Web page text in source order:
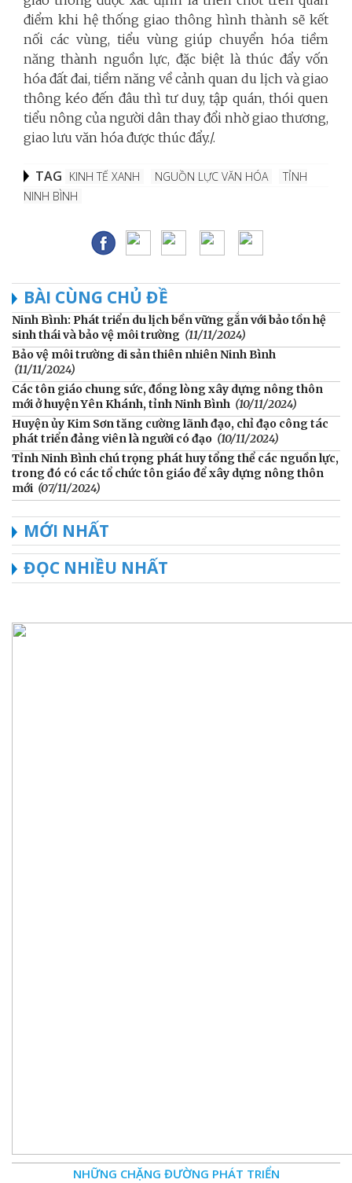
điểm khi hệ thống giao thông hình thành sẽ kết
nối các vùng, tiểu vùng giúp chuyển hóa tiềm
năng thành nguồn lực, đặc biệt là thúc đẩy vốn
hóa đất đai, tiềm năng về cảnh quan du lịch và giao
thông kéo đến đâu thì tư duy, tập quán, thói quen
tiểu nông của người dân thay đổi nhờ giao thương,
giao lưu văn hóa được thúc đẩy./.
TAG KINH TẾ XANH NGUỒN LỰC VĂN HÓA
TỈNH
NINH BÌNH
BÀI CÙNG CHỦ ĐỀ
Ninh Bình: Phát triển du lịch bền vững gắn với bảo tồn hệ
sinh thái và bảo vệ môi trường (11/11/2024)
Bảo vệ môi trường di sản thiên nhiên Ninh Bình
(11/11/2024)
Các tôn giáo chung sức, đồng lòng xây dựng nông thôn
mới ở huyện Yên Khánh, tỉnh Ninh Bình (10/11/2024)
Huyện ủy Kim Sơn tăng cường lãnh đạo, chỉ đạo công tác
phát triển đảng viên là người có đạo (10/11/2024)
Tỉnh Ninh Bình chú trọng phát huy tổng thể các nguồn lực,
trong đó có các tổ chức tôn giáo để xây dựng nông thôn
mới (07/11/2024)
MỚI NHẤT
ĐỌC NHIỀU NHẤT
NHỮNG CHẶNG ĐƯỜNG PHÁT TRIỂN